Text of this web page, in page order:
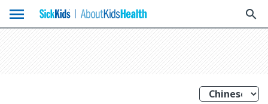
menu search